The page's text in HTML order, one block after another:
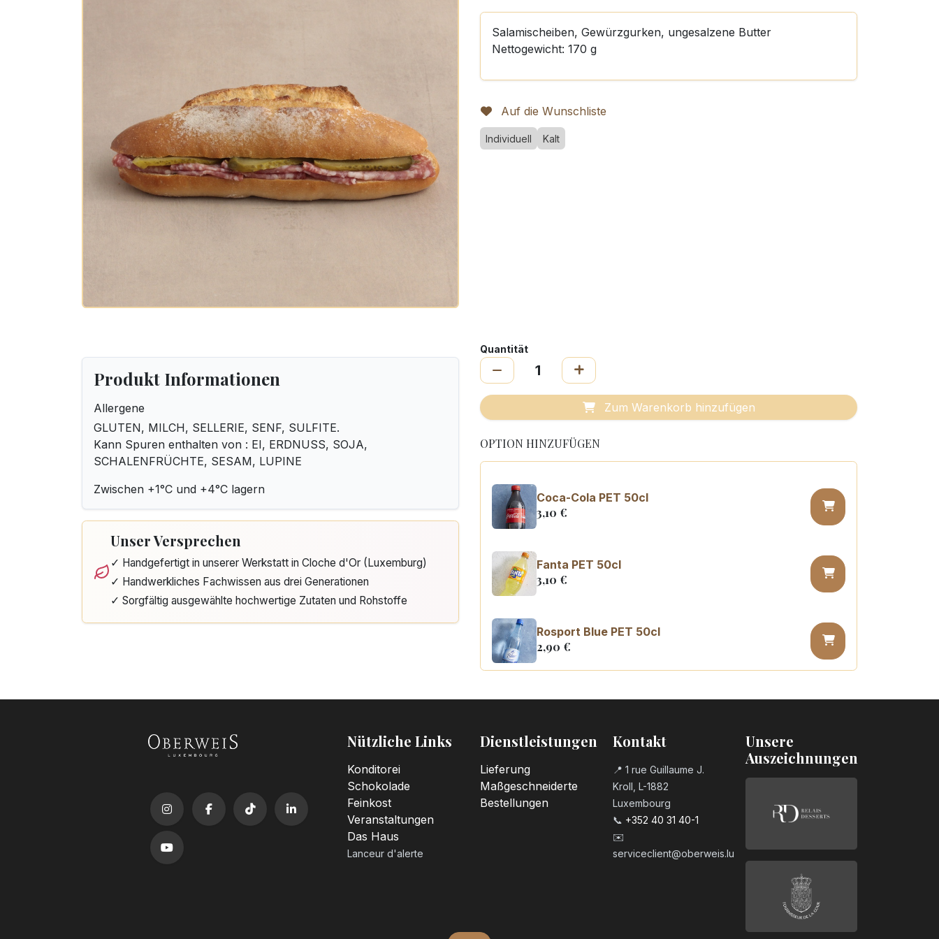
Salamischeiben, Gewürzgurken, ungesalzene Butter
Nettogewicht: 170 g
Auf die Wunschliste
Individuell Kalt
Produkt Informationen
Allergene
GLUTEN, MILCH, SELLERIE, SENF, SULFITE.
Kann Spuren enthalten von : EI, ERDNUSS, SOJA,
SCHALENFRÜCHTE, SESAM, LUPINE
Zwischen +1°C und +4°C lagern
Unser Versprechen
✓ Handgefertigt in unserer Werkstatt in Cloche d'Or (Luxemburg)
✓ Handwerkliches Fachwissen aus drei Generationen
✓ Sorgfältig ausgewählte hochwertige Zutaten und Rohstoffe
Quantität
Zum Warenkorb hinzufügen
OPTION HINZUFÜGEN
Coca-Cola PET 50cl
3,10 €
Fanta PET 50cl
3,10 €
Rosport Blue PET 50cl
2,90 €
Nützliche Links
Konditorei
Schokolade
Feinkost
Veranstaltungen
Das Haus
Lanceur d'alerte
Dienstleistungen
Lieferung
Maßgeschneiderte
Bestellungen
Kontakt
📍 1 rue Guillaume J.
Kroll, L-1882
Luxembourg
📞 +352 40 31 40-1
✉️
serviceclient@oberweis.lu
Unsere
Auszeichnungen